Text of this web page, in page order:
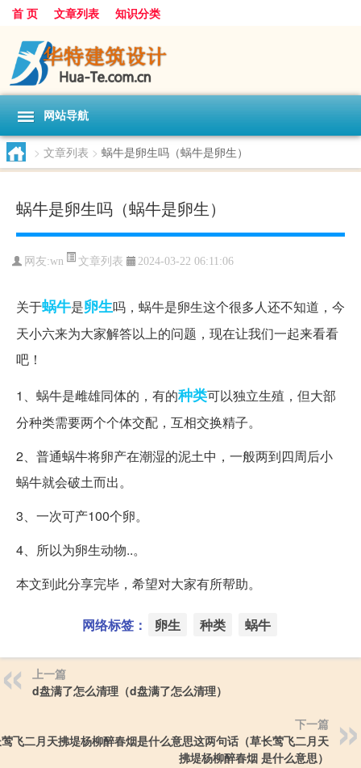
首 页 文章列表 知识分类
网站导航
> 文章列表 > 蜗牛是卵生吗（蜗牛是卵生）
蜗牛是卵生吗（蜗牛是卵生）
网友:wn 文章列表 2024-03-22 06:11:06
关于蜗牛是卵生吗，蜗牛是卵生这个很多人还不知道，今
天小六来为大家解答以上的问题，现在让我们一起来看看
吧！
1、蜗牛是雌雄同体的，有的种类可以独立生殖，但大部
分种类需要两个个体交配，互相交换精子。
2、普通蜗牛将卵产在潮湿的泥土中，一般两到四周后小
蜗牛就会破土而出。
3、一次可产100个卵。
4、所以为卵生动物..。
本文到此分享完毕，希望对大家有所帮助。
网络标签： 卵生 种类 蜗牛
上一篇
d盘满了怎么清理（d盘满了怎么清理）
下一篇
飞二月天拂堤杨柳醉春烟是什么意思这两句话（草长莺飞二月天
拂堤杨柳醉春烟 是什么意思）